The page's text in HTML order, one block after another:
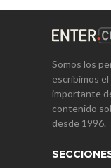
Somos los
escribimos
importante
contenido
desde 1996.